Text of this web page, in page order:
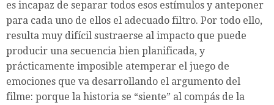
es incapaz de separar todos esos estímulos y anteponer
para cada uno de ellos el adecuado filtro. Por todo ello,
resulta muy difícil sustraerse al impacto que puede
producir una secuencia bien planificada, y
prácticamente imposible atemperar el juego de
emociones que va desarrollando el argumento del
filme: porque la historia se “siente” al compás de la